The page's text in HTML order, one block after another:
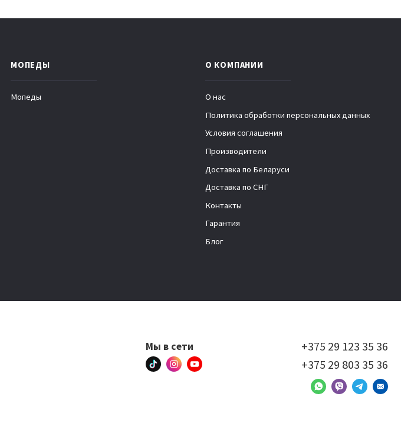
МОПЕДЫ
Мопеды
О КОМПАНИИ
О нас
Политика обработки персональных данных
Условия соглашения
Производители
Доставка по Беларуси
Доставка по СНГ
Контакты
Гарантия
Блог
+375 29 123 35 36
+375 29 803 35 36
Мы в сети